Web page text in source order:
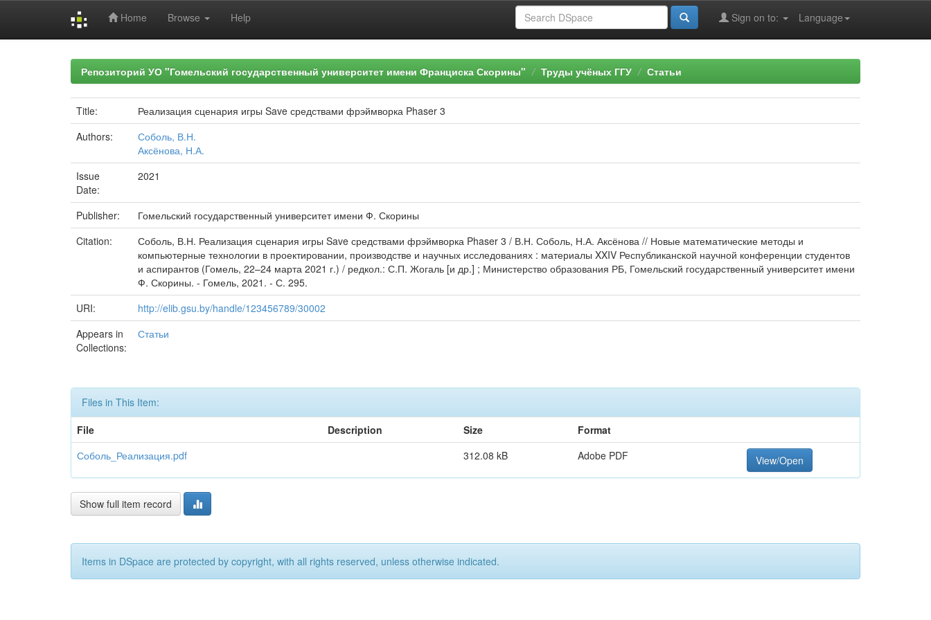
Home Browse Help Language
Sign on to:
Репозиторий УО "Гомельский государственный университет имени Франциска Скорины" Труды учёных ГГУ Статьи
Title:
Реализация сценария игры Save средствами фрэймворка Phaser 3
Authors:
Соболь, В.Н.
Аксёнова, Н.А.
Issue
Date:
2021
Publisher:
Гомельский государственный университет имени Ф. Скорины
Citation:
Соболь, В.Н. Реализация сценария игры Save средствами фрэймворка Phaser 3 / В.Н. Соболь, Н.А. Аксёнова // Новые математические методы и
компьютерные технологии в проектировании, производстве и научных исследованиях : материалы XXIV Республиканской научной конференции студентов
и аспирантов (Гомель, 22–24 марта 2021 г.) / редкол.: С.П. Жогаль [и др.] ; Министерство образования РБ, Гомельский государственный университет имени
Ф. Скорины. - Гомель, 2021. - С. 295.
URI:
http://elib.gsu.by/handle/123456789/30002
Appears in
Collections:
Статьи
Files in This Item:
File
Description Size
Format
Соболь_Реализация.pdf
312.08 kB Adobe PDF View/Open
Show full item record
Items in DSpace are protected by copyright, with all rights reserved, unless otherwise indicated.